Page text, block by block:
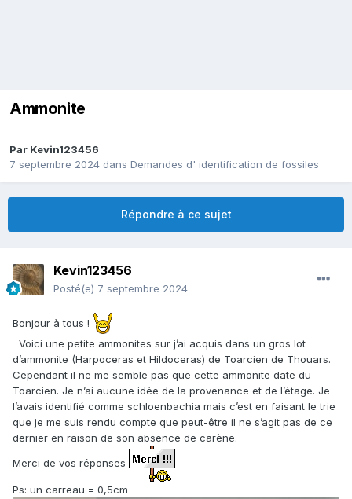
Ammonite
Par Kevin123456
7 septembre 2024 dans Demandes d' identification de fossiles
Répondre à ce sujet
Kevin123456
Posté(e) 7 septembre 2024
Bonjour à tous !
Voici une petite ammonites sur j’ai acquis dans un gros lot
d’ammonite (Harpoceras et Hildoceras) de Toarcien de Thouars.
Cependant il ne me semble pas que cette ammonite date du
Toarcien. Je n’ai aucune idée de la provenance et de l’étage. Je
l’avais identifié comme schloenbachia mais c’est en faisant le trie
que je me suis rendu compte que peut-être il ne s’agit pas de ce
dernier en raison de son absence de carène.
Merci de vos réponses
Ps: un carreau = 0,5cm